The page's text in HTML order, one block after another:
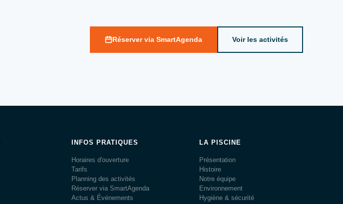
Réserver via SmartAgenda Voir les activités
INFOS PRATIQUES
Horaires d'ouverture
Tarifs
Planning des activités
Réserver via SmartAgenda
Actus & Événements
LA PISCINE
Présentation
Histoire
Notre équipe
Environnement
Hygiène & sécurité